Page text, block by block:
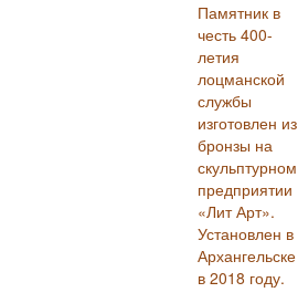
Памятник в
честь 400-
летия
лоцманской
службы
изготовлен из
бронзы на
скульптурном
предприятии
«Лит Арт».
Установлен в
Архангельске
в 2018 году.